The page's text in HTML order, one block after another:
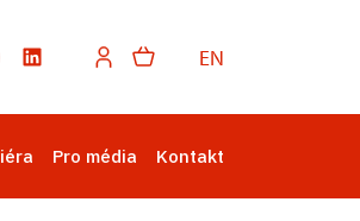
EN
Pro média Kontakt